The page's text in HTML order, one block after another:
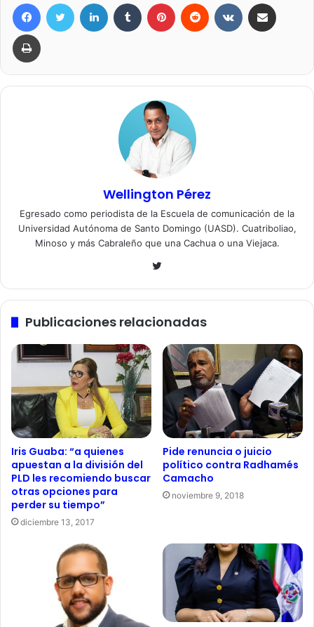
FacebookTwitter LinkedIn Tumblr Pinterest Reddit VKontakte
Imprimir
Wellington Pérez
Egresado como periodista de la Escuela de comunicación de la
Universidad Autónoma de Santo Domingo (UASD). Cuatriboliao,
Minoso y más Cabraleño que una Cachua o una Viejaca.
Twitter
Publicaciones relacionadas
Iris Guaba: “a quienes
apuestan a la división del
PLD les recomiendo buscar
otras opciones para
perder su tiempo”
diciembre 13, 2017
Pide renuncia o juicio
político contra Radhamés
Camacho
noviembre 9, 2018